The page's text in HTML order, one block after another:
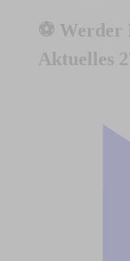
⚽ Werder
Aktuelles